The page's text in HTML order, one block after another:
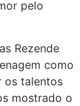
pelo
Rezende
como
os talentos
mostrado o